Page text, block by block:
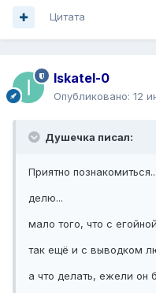
Цитата
Iskatel-0
Опубликовано: 12
Душечка писал:
Приятно познакомиться...
делю...
мало того, что с
так ещё и с выводком
а что делать, ежели он